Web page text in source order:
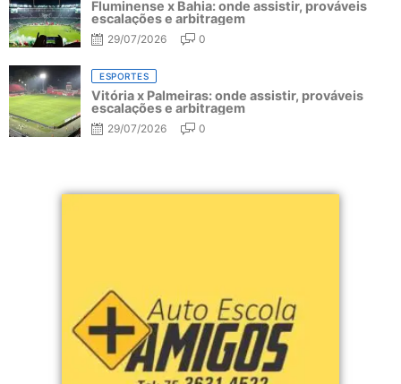
Fluminense x Bahia: onde assistir, prováveis
escalações e arbitragem
29/07/2026 0
ESPORTES
Vitória x Palmeiras: onde assistir, prováveis
escalações e arbitragem
29/07/2026 0